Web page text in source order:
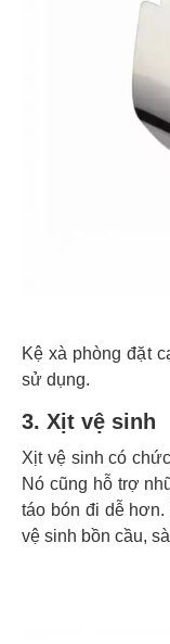
Kệ xà phòng đặt
sử dụng.
3. Xịt vệ sinh
Xịt vệ sinh có
Nó cũng hỗ trợ
táo bón đi dễ hơn.
vệ sinh bồn cầu,